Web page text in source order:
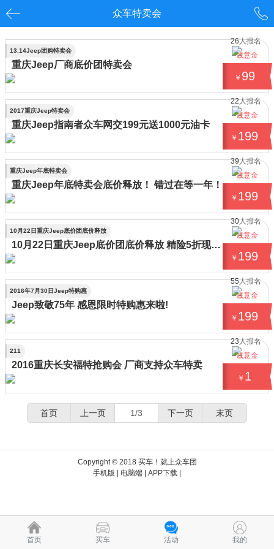
众车特卖会
13.14Jeep团购特卖会
重庆Jeep厂商底价团特卖会
26人报名
诚意金
￥ 99
2017重庆Jeep特卖会
重庆Jeep指南者众车网交199元送1000元油卡
22人报名
诚意金
￥ 199
重庆Jeep年底特卖会
重庆Jeep年底特卖会底价释放！ 错过在等一年！
39人报名
诚意金
￥ 199
10月22日重庆Jeep底价团底价释放
10月22日重庆Jeep底价团底价释放 精险5折现金随抢
30人报名
诚意金
￥ 199
2016年7月30日Jeep特购惠
Jeep致敬75年 感恩限时特购惠来啦!
55人报名
诚意金
￥ 199
211
2016重庆长安福特抢购会 厂商支持众车特卖
23人报名
诚意金
￥ 1
首页 上一页 1/3 下一页 末页
Copyright © 2018 买车！就上众车团
手机版
电脑端 APP下载
首页 买车 活动 我的